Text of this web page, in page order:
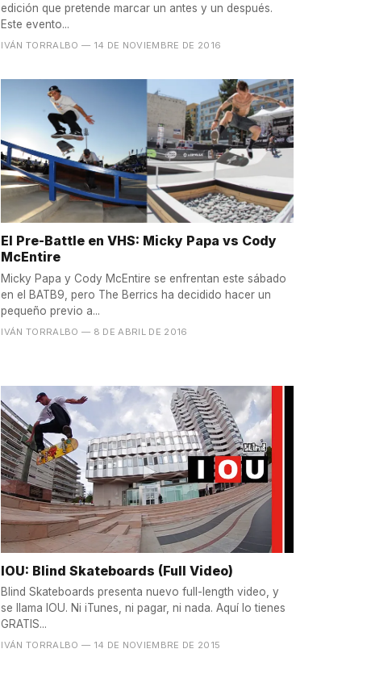
edición que pretende marcar un antes y un después.
Este evento...
IVÁN TORRALBO — 14 DE NOVIEMBRE DE 2016
El Pre-Battle en VHS: Micky Papa vs Cody
McEntire
Micky Papa y Cody McEntire se enfrentan este sábado
en el BATB9, pero The Berrics ha decidido hacer un
pequeño previo a...
IVÁN TORRALBO — 8 DE ABRIL DE 2016
IOU: Blind Skateboards (Full Video)
Blind Skateboards presenta nuevo full-length video, y
se llama IOU. Ni iTunes, ni pagar, ni nada. Aquí lo tienes
GRATIS...
IVÁN TORRALBO — 14 DE NOVIEMBRE DE 2015